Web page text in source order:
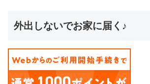
外出しないでお家に届く♪